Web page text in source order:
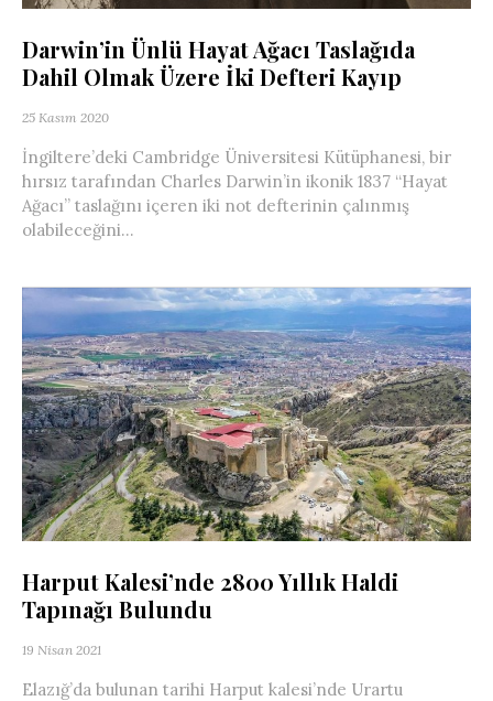
Darwin’in Ünlü Hayat Ağacı Taslağıda
Dahil Olmak Üzere İki Defteri Kayıp
25 Kasım 2020
İngiltere’deki Cambridge Üniversitesi Kütüphanesi, bir
hırsız tarafından Charles Darwin’in ikonik 1837 “Hayat
Ağacı” taslağını içeren iki not defterinin çalınmış
olabileceğini...
Harput Kalesi’nde 2800 Yıllık Haldi
Tapınağı Bulundu
19 Nisan 2021
Elazığ’da bulunan tarihi Harput kalesi’nde Urartu